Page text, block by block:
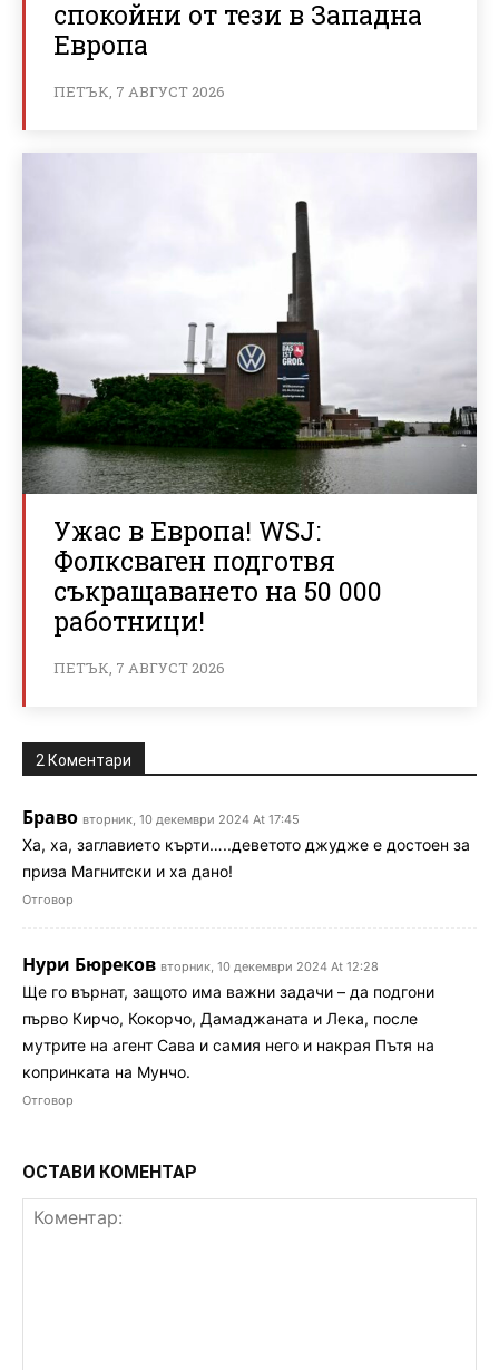
спокойни от тези в Западна
Европа
ПЕТЪК, 7 АВГУСТ 2026
Ужас в Европа! WSJ:
Фолксваген подготвя
съкращаването на 50 000
работници!
ПЕТЪК, 7 АВГУСТ 2026
2 Коментари
Браво вторник, 10 декември 2024 At 17:45
Ха, ха, заглавието кърти…..деветото джудже е достоен за
приза Магнитски и ха дано!
Отговор
Нури Бюреков вторник, 10 декември 2024 At 12:28
Ще го върнат, защото има важни задачи – да подгони
първо Кирчо, Кокорчо, Дамаджаната и Лека, после
мутрите на агент Сава и самия него и накрая Пътя на
копринката на Мунчо.
Отговор
ОСТАВИ КОМЕНТАР